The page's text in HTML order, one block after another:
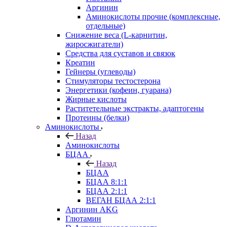
Аргинин
Аминокислоты прочие (комплексные,
отдельные)
Снижение веса (L-карнитин,
жиросжигатели)
Средства для суставов и связок
Креатин
Гейнеры (углеводы)
Стимуляторы тестостерона
Энергетики (кофеин, гуарана)
Жирные кислоты
Раститетельные экстракты, адаптогены
Протеины (белки)
Аминокислоты
Назад
Аминокислоты
БЦАА
Назад
БЦАА
БЦАА 8:1:1
БЦАА 2:1:1
ВЕГАН БЦАА 2:1:1
Аргинин AKG
Глютамин